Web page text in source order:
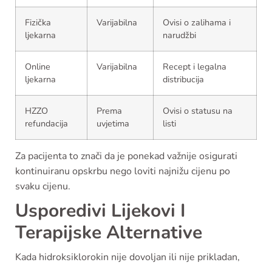
Fizička
ljekarna
Varijabilna
Ovisi o zalihama i
narudžbi
Online
ljekarna
Varijabilna
Recept i legalna
distribucija
HZZO
refundacija
Prema
uvjetima
Ovisi o statusu na
listi
Za pacijenta to znači da je ponekad važnije osigurati
kontinuiranu opskrbu nego loviti najnižu cijenu po
svaku cijenu.
Usporedivi Lijekovi I
Terapijske Alternative
Kada hidroksiklorokin nije dovoljan ili nije prikladan,